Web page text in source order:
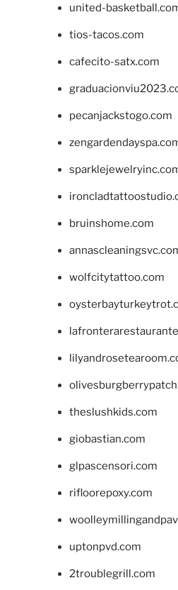
united-
tios-tacos.com
cafecito-satx.com
pecanjackstogo.com
bruinshome.com
wolfcitytattoo.com
theslushkids.com
giobastian.com
glpascensori.com
rifloorepoxy.com
uptonpvd.com
2troublegrill.com